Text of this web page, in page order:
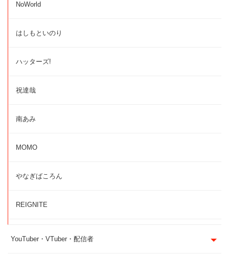
NoWorld
はしもといのり
ハッターズ!
祝達哉
南あみ
MOMO
やなぎばころん
REIGNITE
YouTuber・VTuber・配信者